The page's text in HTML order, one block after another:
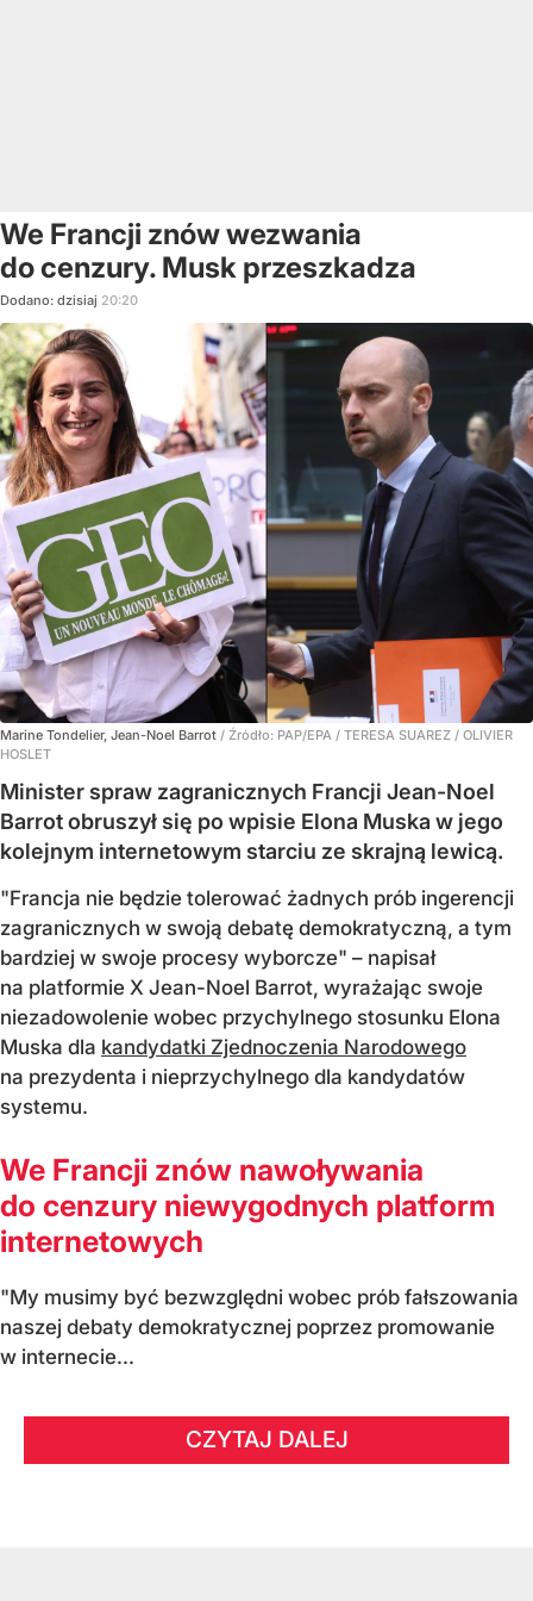
We Francji znów wezwania
do cenzury. Musk przeszkadza
Dodano: dzisiaj 20:20
Marine Tondelier, Jean-Noel Barrot / Źródło: PAP/EPA / TERESA SUAREZ / OLIVIER
HOSLET
Minister spraw zagranicznych Francji Jean-Noel
Barrot obruszył się po wpisie Elona Muska w jego
kolejnym internetowym starciu ze skrajną lewicą.
"Francja nie będzie tolerować żadnych prób ingerencji
zagranicznych w swoją debatę demokratyczną, a tym
bardziej w swoje procesy wyborcze" – napisał
na platformie X Jean-Noel Barrot, wyrażając swoje
niezadowolenie wobec przychylnego stosunku Elona
Muska dla kandydatki Zjednoczenia Narodowego
na prezydenta i nieprzychylnego dla kandydatów
systemu.
We Francji znów nawoływania
do cenzury niewygodnych platform
internetowych
"My musimy być bezwzględni wobec prób fałszowania
naszej debaty demokratycznej poprzez promowanie
w internecie...
CZYTAJ DALEJ